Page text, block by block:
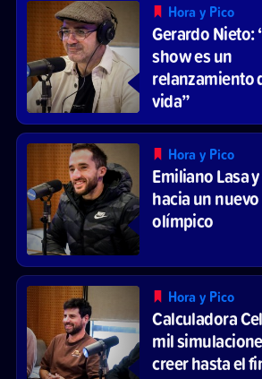
Hora y Pico
Gerardo Nieto:
show es un
relanzamiento
vida”
Hora y Pico
Emiliano Lasa
hacia un
olímpico
Hora y Pico
Calculadora
mil
creer hasta el